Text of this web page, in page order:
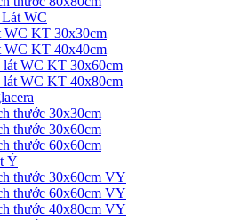
Lát WC
WC KT 30x30cm
WC KT 40x40cm
lát WC KT 30x60cm
lát WC KT 40x80cm
thước 30x30cm
thước 30x60cm
thước 60x60cm
Ý
thước 30x60cm VY
thước 60x60cm VY
thước 40x80cm VY